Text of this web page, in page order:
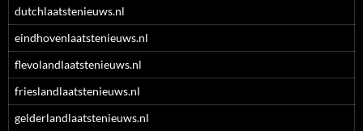
dutchlaatstenieuws.nl
eindhovenlaatstenieuws.nl
flevolandlaatstenieuws.nl
frieslandlaatstenieuws.nl
gelderlandlaatstenieuws.nl